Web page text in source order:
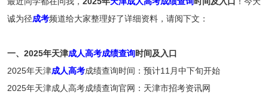
诚为径成考频道给大家整理好了详细资料，请阅下文：
一、2025年天津成人高考成绩查询时间及入口
2025年天津成人高考成绩查询时间：预计11月中下旬开始
2025年天津成人高考成绩查询官网：天津市招考资讯网